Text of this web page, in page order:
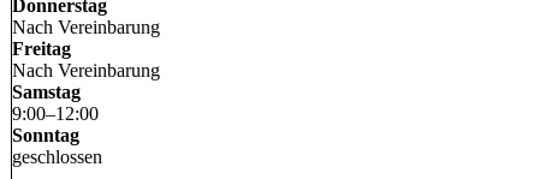
Donnerstag
Nach Vereinbarung
Freitag
Nach Vereinbarung
Samstag
9:00–12:00
Sonntag
geschlossen